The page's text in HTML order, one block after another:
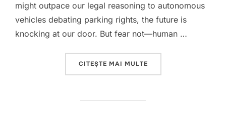
might outpace our legal reasoning to autonomous
vehicles debating parking rights, the future is
knocking at our door. But fear not—human …
CITEȘTE MAI MULTE„2025 HAPPY NEW A.I.